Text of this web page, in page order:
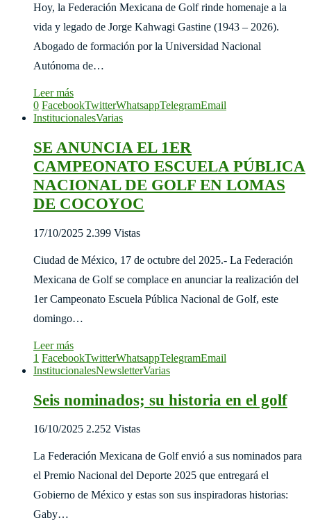
Hoy, la Federación Mexicana de Golf rinde homenaje a la
vida y legado de Jorge Kahwagi Gastine (1943 – 2026).
Abogado de formación por la Universidad Nacional
Autónoma de…
Leer más
0 FacebookTwitterWhatsappTelegramEmail
InstitucionalesVarias
SE ANUNCIA EL 1ER
CAMPEONATO ESCUELA PÚBLICA
NACIONAL DE GOLF EN LOMAS
DE COCOYOC
17/10/2025 2.399 Vistas
Ciudad de México, 17 de octubre del 2025.- La Federación
Mexicana de Golf se complace en anunciar la realización del
1er Campeonato Escuela Pública Nacional de Golf, este
domingo…
Leer más
1 FacebookTwitterWhatsappTelegramEmail
InstitucionalesNewsletterVarias
Seis nominados; su historia en el golf
16/10/2025 2.252 Vistas
La Federación Mexicana de Golf envió a sus nominados para
el Premio Nacional del Deporte 2025 que entregará el
Gobierno de México y estas son sus inspiradoras historias:
Gaby…